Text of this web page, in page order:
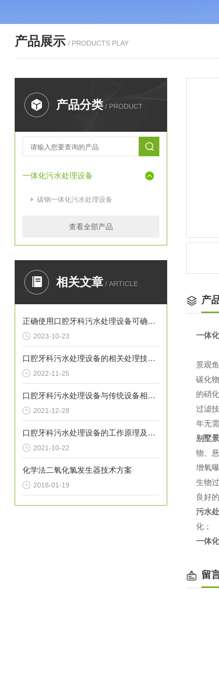
产品展示 / PRODUCTS PLAY
产品分类 / PRODUCT
一体化污水处理设备
碳钢一体化污水处理设备
查看全部产品
相关文章 / ARTICLE
正确使用口腔牙科污水处理设备可确保处理效果
2023-10-23
口腔牙科污水处理设备的相关处理技术介绍
2022-11-25
口腔牙科污水处理设备与传统设备相比的优势介绍
2021-12-28
口腔牙科污水处理设备的工作原理及出故障时需采取的措施介绍
2021-10-22
化学法二氧化氯发生器技术方案
2018-01-19
产
一体
景观
碳化
的硝
过滤
年无
别墅
物、
增氧
生物
良好
污水
化；
一体
留